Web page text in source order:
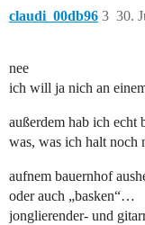
claudi_00db96 30.
3
nee
ich will ja nich an
außerdem hab ich echt
was, was ich halt noch
aufnem bauernhof
oder auch „basken“…
jonglierender- und